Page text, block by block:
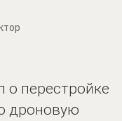
о перестройке
дроновую